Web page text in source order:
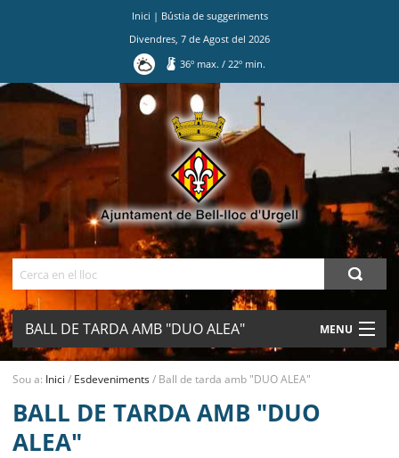
Inici | Bústia de suggeriments
Divendres 7 de Agost del 2026
36º max./ 22º min.
BALL DE TARDA AMB "DUO ALEA" MENU
MUNICIPI
SEU ELECTRÒNICA
Sou a: Inici / Esdeveniments/ Ball de tarda amb "DUO ALEA"
BALL DE TARDA AMB "DUO
ALEA"